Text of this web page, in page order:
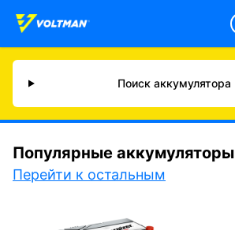
Поиск аккумулятора
Популярные аккумуляторы
Перейти к остальным